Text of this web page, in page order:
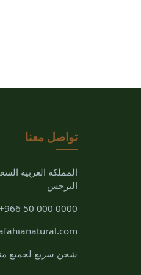
تواصل معنا
المملكة العربية
النرجس
50 000 0000
شحن سريع لجميع